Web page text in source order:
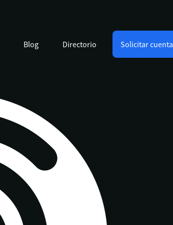
Blog Directorio Solicitar cuenta